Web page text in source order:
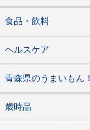
食品・飲料
ヘルスケア
青森県のうまいもん！
歳時品